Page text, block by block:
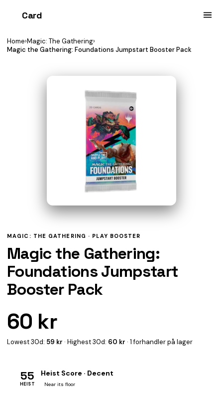
Card
Home›Magic: The Gathering›
Magic the Gathering: Foundations Jumpstart Booster Pack
MAGIC: THE GATHERING · PLAY BOOSTER
Magic the Gathering:
Foundations Jumpstart
Booster Pack
60 kr
Lowest 30d: 59 kr · Highest 30d: 60 kr · 1 forhandler på lager
55
HEIST
Heist Score · Decent
Near its floor